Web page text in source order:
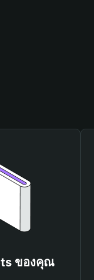
ของคุณ